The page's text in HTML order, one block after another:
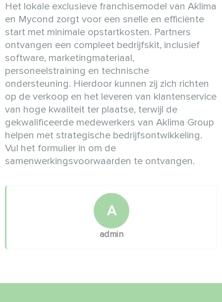
Het lokale exclusieve franchisemodel van Aklima
en Mycond zorgt voor een snelle en efficiënte
start met minimale opstartkosten. Partners
ontvangen een compleet bedrijfskit, inclusief
software, marketingmateriaal,
personeelstraining en technische
ondersteuning. Hierdoor kunnen zij zich richten
op de verkoop en het leveren van klantenservice
van hoge kwaliteit ter plaatse, terwijl de
gekwalificeerde medewerkers van Aklima Group
helpen met strategische bedrijfsontwikkeling.
Vul het formulier in om de
samenwerkingsvoorwaarden te ontvangen.
A
admin